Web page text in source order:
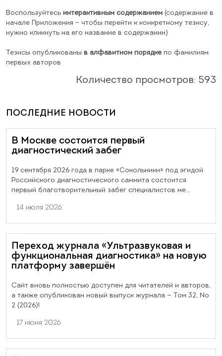
ПОСЛЕДНИЕ НОВОСТИ
В Москве состоится первый
диагностический забег
19 сентября 2026 года в парке «Сокольники» под эгидой
Российского диагностического саммита состоится
первый благотворительный забег специалистов ме...
14 июля 2026
Переход журнала «Ультразвуковая и
функциональная диагностика» на новую
платформу завершён
Сайт вновь полностью доступен для читателей и авторов,
а также опубликован новый выпуск журнала — Том 32, №
2 (2026)!
17 июня 2026
Воспользуйтесь интерактивным содержанием (содержание в
начале Приложения – чтобы перейти к конкретному тезису,
нужно кликнуть на его название в содержании)
Тезисы опубликованы в алфавитном порядке по фамилиям
первых авторов
Количество просмотров: 593